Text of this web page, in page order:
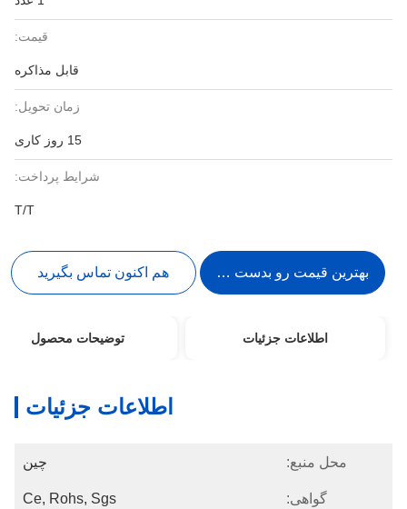
قیمت:
قابل مذاکره
زمان تحویل:
15 روز کاری
شرایط پرداخت:
T/T
بهترین قیمت رو بدست بیار هم اکنون تماس بگیرید
اطلاعات جزئیات توضیحات محصول
اطلاعات جزئیات
محل منبع: چین
گواهی: Ce, Rohs, Sgs